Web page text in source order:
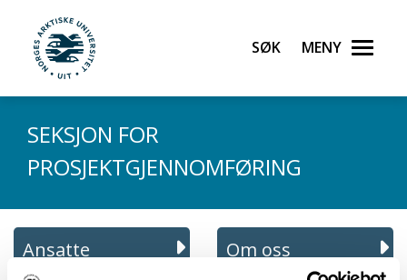
Gå til hovedinnhold
UiT Norges arktiske universitet
Søk Meny
SEKSJON FOR
PROSJEKTGJENNOMFØRING
Ansatte Om oss